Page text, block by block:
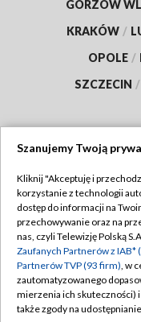
GORZÓW
KRAKÓW /
OPOLE /
SZCZECIN /
Abonament TVP
Emisja w TVP
Centrum informacji
Naziemna
Szanujemy Twoją
Kliknij "Akceptuję i
korzystanie z technologii
dostęp do informacji na
przechowywanie oraz na
nas, czyli Telewizję Polską
Zaufanych Partnerów z IAB*
Partnerów TVP (93 firm), w
zautomatyzowanego
mierzenia ich skuteczności)
także zgody na